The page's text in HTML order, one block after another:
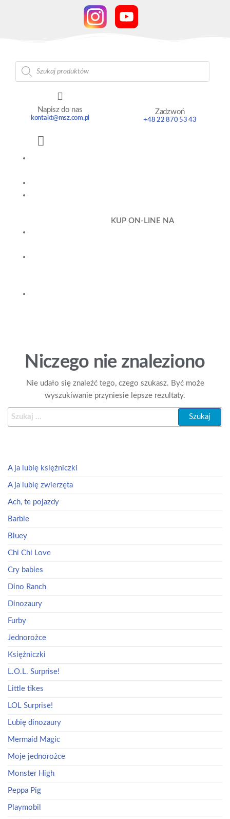
Napisz do nas
kontakt@msz.com.pl
Zadzwoń
+48 22 870 53 43
KUP ON-LINE NA
Niczego nie znaleziono
Nie udało się znaleźć tego, czego szukasz. Być może
wyszukiwanie przyniesie lepsze rezultaty.
A ja lubię księżniczki
A ja lubię zwierzęta
Ach, te pojazdy
Barbie
Bluey
Chi Chi Love
Cry babies
Dino Ranch
Dinozaury
Furby
Jednorożce
Księżniczki
L.O.L. Surprise!
Little tikes
LOL Surprise!
Lubię dinozaury
Mermaid Magic
Moje jednorożce
Monster High
Peppa Pig
Playmobil